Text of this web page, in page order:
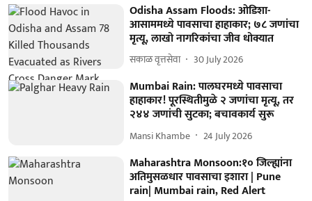
Odisha Assam Floods: ओडिशा-
आसाममध्ये पावसाचा हाहाकार; ७८ जणांचा
मृत्यू, लाखो नागरिकांचा जीव धोक्यात
सकाळ वृत्तसेवा 30 July 2026
Mumbai Rain: पालघरमध्ये पावसाचा
हाहाकार! पूरस्थितीमुळे २ जणांचा मृत्यू, तर
२४४ जणांची सुटका; बचावकार्य सुरू
Mansi Khambe 24 July 2026
Maharashtra Monsoon:१० जिल्ह्यांना
अतिमुसळधार पावसाचा इशारा | Pune
rain| Mumbai rain, Red Alert